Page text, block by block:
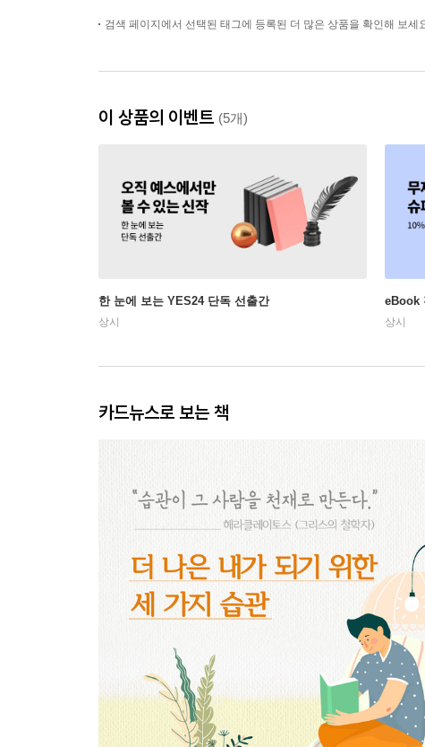
검색 페이지에서 선택된 태그에 등록된 더 많은 상품을 확인해 보세
이 상품의 이벤트 (5개)
한 눈에 보는 YES24 단독 선출간
상시
eBook
상시
카드뉴스로 보는 책